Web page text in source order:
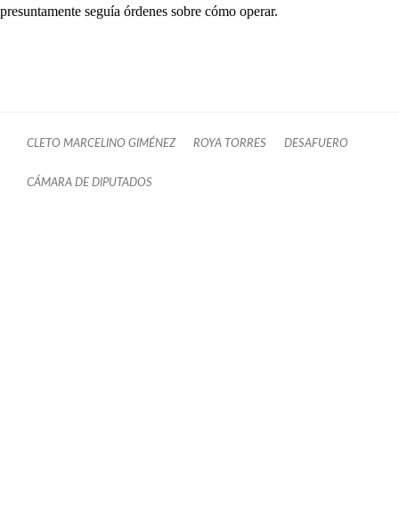
presuntamente seguía órdenes sobre cómo operar.
CLETO MARCELINO GIMÉNEZ ROYA TORRES DESAFUERO
CÁMARA DE DIPUTADOS